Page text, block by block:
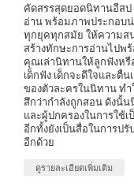
คัดสรรสุดยอดนิทานอีสป
อ่าน พร้อมภาพประกอบน่
ทุกยุคทุกสมัย ให้ความส
สร้างทักษะการอ่านไปพ
คุณเล่านิทานให้ลูกฟังหรื
เด็กฟัง เด็กจะดีใจและตื่
ของตัวละครในนิทาน ท
สึกว่ากำลังถูกสอน ดัง
และผู้ปกครองในการใช้
อีกทั้งยังเป็นสื่อในการป
อีกด้วย
ดูรายละเอียดเพิ่มเติม